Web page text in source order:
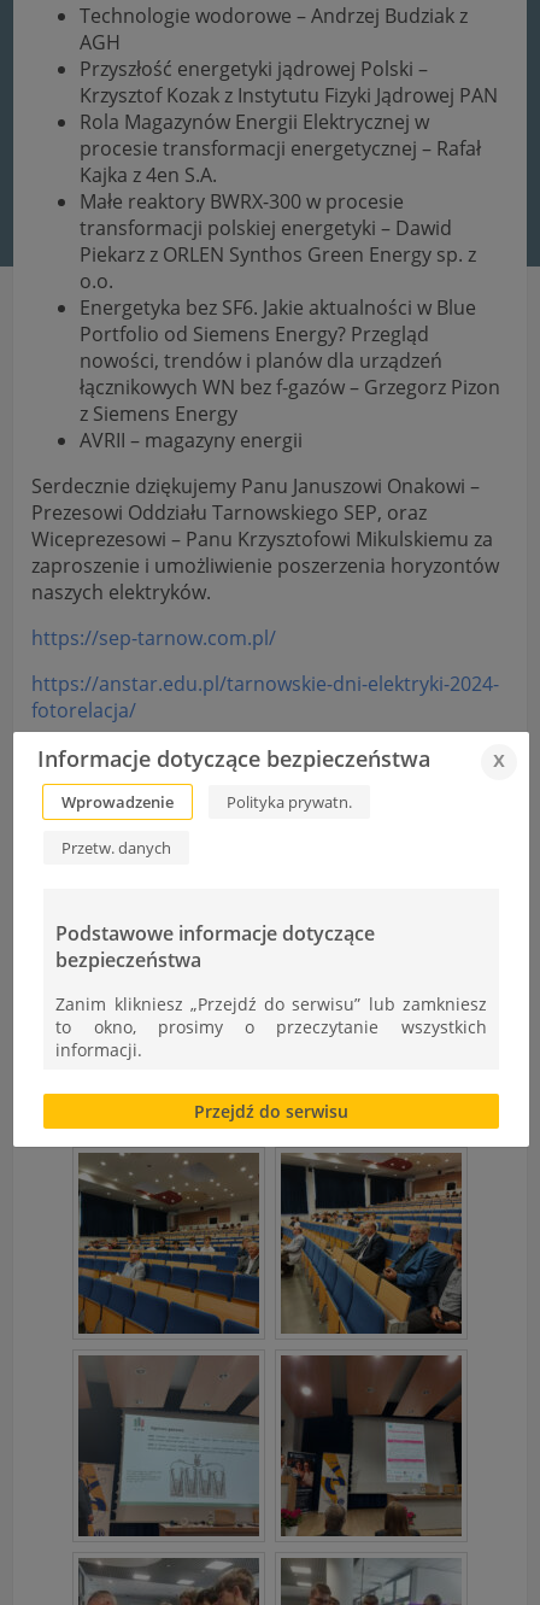
Technologie wodorowe – Andrzej Budziak z
AGH
Przyszłość energetyki jądrowej Polski –
Krzysztof Kozak z Instytutu Fizyki Jądrowej PAN
Rola Magazynów Energii Elektrycznej w
procesie transformacji energetycznej – Rafał
Kajka z 4en S.A.
Małe reaktory BWRX-300 w procesie
transformacji polskiej energetyki – Dawid
Piekarz z ORLEN Synthos Green Energy sp. z
o.o.
Energetyka bez SF6. Jakie aktualności w Blue
Portfolio od Siemens Energy? Przegląd
nowości, trendów i planów dla urządzeń
łącznikowych WN bez f-gazów – Grzegorz Pizon
z Siemens Energy
AVRII – magazyny energii
Serdecznie dziękujemy Panu Januszowi Onakowi –
Prezesowi Oddziału Tarnowskiego SEP, oraz
Wiceprezesowi – Panu Krzysztofowi Mikulskiemu za
zaproszenie i umożliwienie poszerzenia horyzontów
naszych elektryków.
https://sep-tarnow.com.pl/
https://anstar.edu.pl/tarnowskie-dni-elektryki-2024-
fotorelacja/
Informacje dotyczące bezpieczeństwa x
Wprowadzenie Polityka prywatn.
Przetw. danych
Podstawowe informacje dotyczące
bezpieczeństwa
Zanim klikniesz „Przejdź do serwisu” lub zamkniesz
to okno, prosimy o przeczytanie wszystkich
informacji.
Brak zgody bądź ograniczenie funkcjonalności plików
cookies lub local storage, może utrudnić lub
uniemożliwić korzystanie z Serwisu.
Informacje dotyczące polityki prywatności oraz
przetwarzania danych osobowych dostępne są cały
czas w sekcji
"Nasza szkoła" > "Bezpieczeństwo"
Przejdź do serwisu